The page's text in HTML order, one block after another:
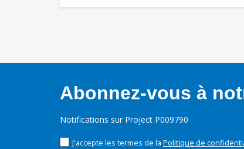
Abonnez-vous à
Notifications sur Project P009790
J'accepte les termes de la Politique de